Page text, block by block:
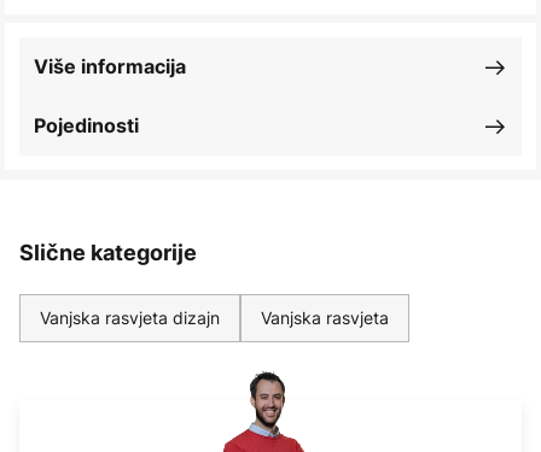
Pojedinosti
Više informacija
Slične kategorije
Vanjska rasvjeta dizajn Vanjska rasvjeta